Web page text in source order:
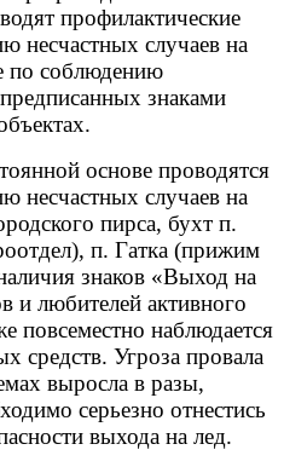
профилактические
несчастных случаев на
по соблюдению
знаками
основе проводятся
несчастных случаев на
пирса, бухт п.
п. Гатка (прижим
знаков «Выход на
и любителей активного
повсеместно наблюдается
средств. Угроза провала
выросла в разы,
серьезно отнестись
выхода на лед.